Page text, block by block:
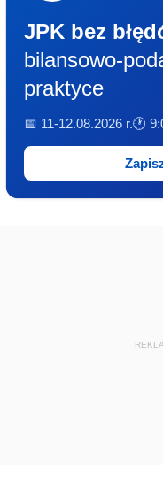
JPK bez
bilansowo-
praktyce
📅 11-12.08.2026 r.🕐